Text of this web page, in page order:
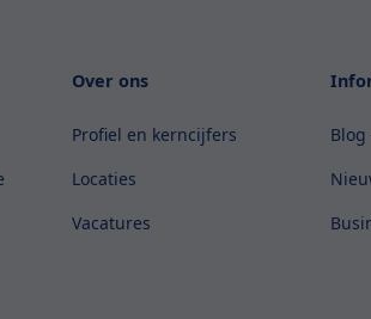
Over ons
Profiel en kerncijfers
Locaties
Vacatures
Blog